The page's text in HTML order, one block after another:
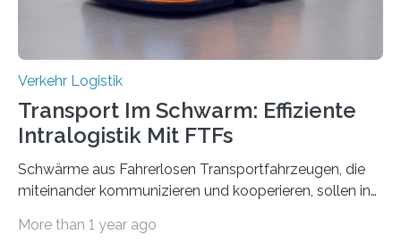
Verkehr Logistik
Transport Im Schwarm: Effiziente
Intralogistik Mit FTFs
Schwärme aus Fahrerlosen Transportfahrzeugen, die
miteinander kommunizieren und kooperieren, sollen in
An dieser innovativen Idee arbeiten Forschende aus
More than 1 year ago